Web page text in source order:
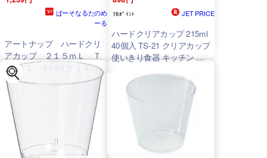
ぱーそなるたのめ
ーる
アートナップ ハードクリ
アカップ ２１５ｍＬ Ｔ
Ｓ−２１ １パック（４０
個）
16ﾎﾟｲﾝﾄ JET PRICE
ハードクリアカップ 215ml
40個入 TS-21 クリアカップ
使いきり食器 キッチン テ